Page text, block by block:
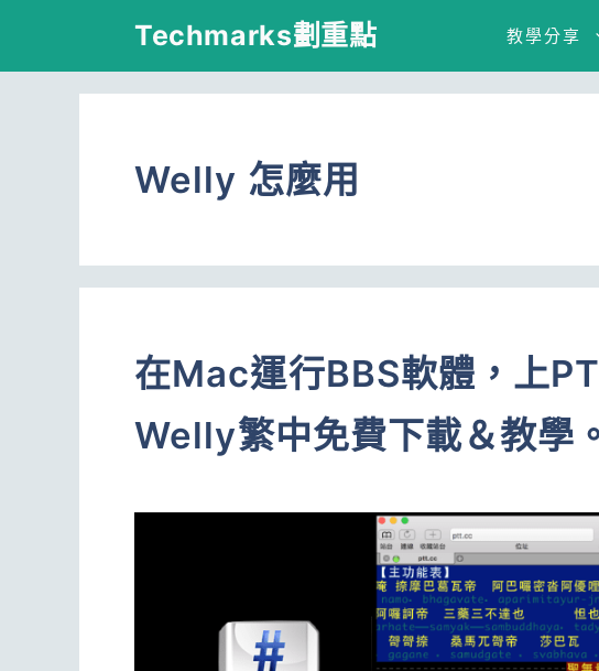
Techmarks劃重點 教學分享
Welly 怎麼用
在Mac運行BBS軟體，上
Welly繁中免費下載＆教學。